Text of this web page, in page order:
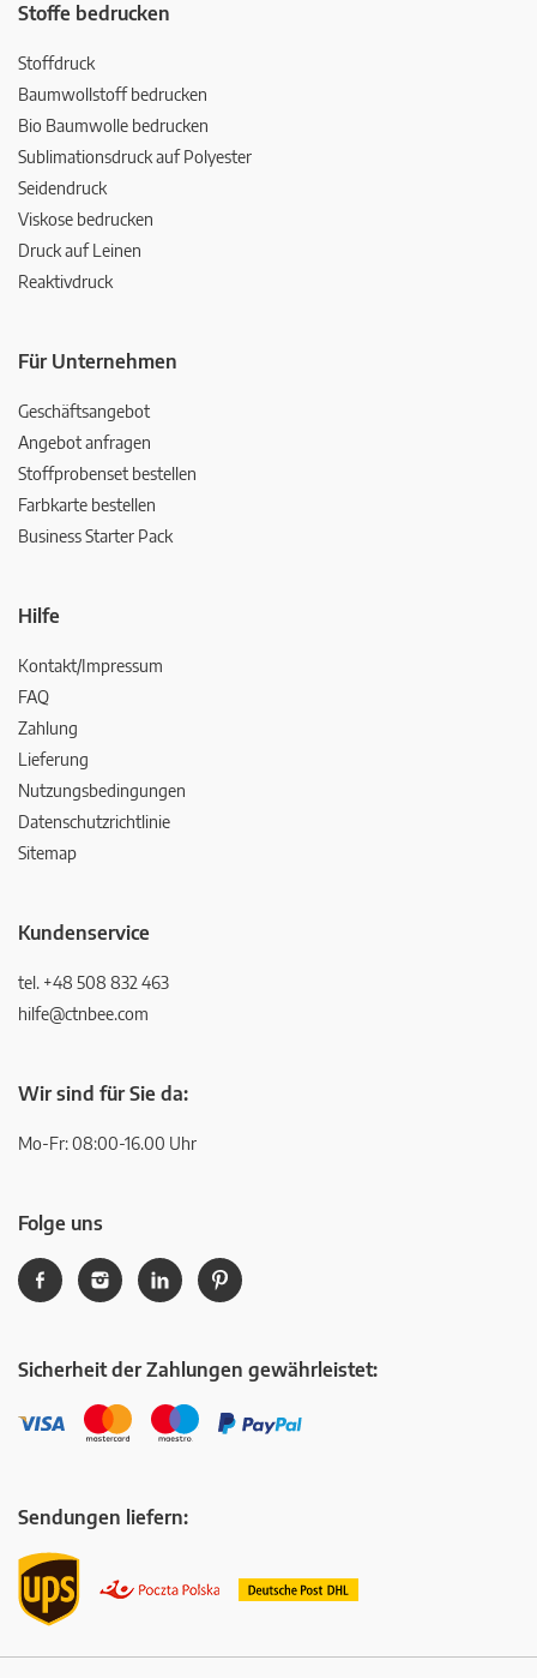
Stoffe bedrucken
Stoffdruck
Baumwollstoff bedrucken
Bio Baumwolle bedrucken
Sublimationsdruck auf Polyester
Seidendruck
Viskose bedrucken
Druck auf Leinen
Reaktivdruck
Für Unternehmen
Geschäftsangebot
Angebot anfragen
Stoffprobenset bestellen
Farbkarte bestellen
Business Starter Pack
Hilfe
Kontakt/Impressum
FAQ
Zahlung
Lieferung
Nutzungsbedingungen
Datenschutzrichtlinie
Sitemap
Kundenservice
tel. +48 508 832 463
hilfe@ctnbee.com
Wir sind für Sie da:
Mo-Fr: 08:00-16.00 Uhr
Folge uns
Sicherheit der Zahlungen gewährleistet:
Sendungen liefern: